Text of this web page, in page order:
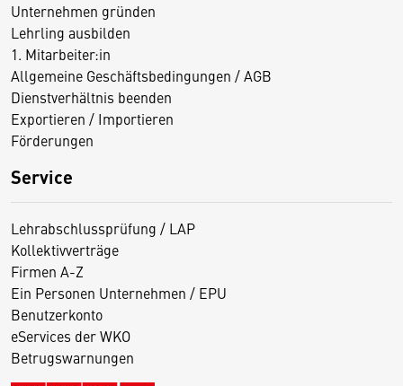
Unternehmen gründen
Lehrling ausbilden
1. Mitarbeiter:in
Allgemeine Geschäftsbedingungen / AGB
Dienstverhältnis beenden
Exportieren / Importieren
Förderungen
Service
Lehrabschlussprüfung / LAP
Kollektivverträge
Firmen A-Z
Ein Personen Unternehmen / EPU
Benutzerkonto
eServices der WKO
Betrugswarnungen